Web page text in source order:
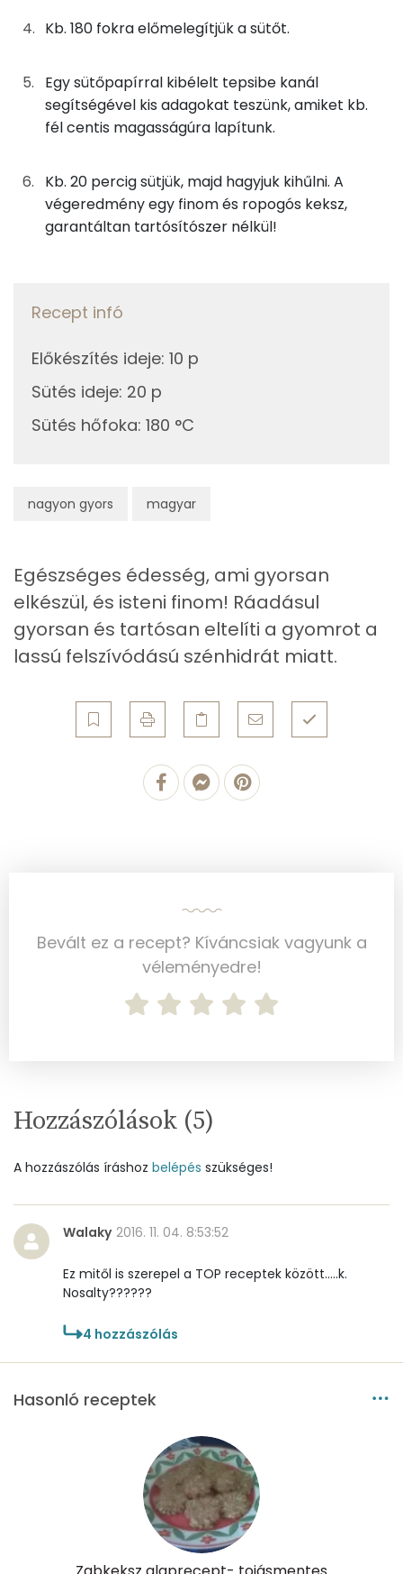
nagyon gyors magyar
5gfolyékony édesítőszer
25g mandula
148 kcal
15gétcsokoládé
Összesen 1060 kcal
Nátrium
Szelén
TOP vitaminok
E vitamin:
Niacin - B3 vitamin:
Tiamin - B1 vitamin:
Fehérje
Összesen
Összesen
Egyszeresen telítetlen zsírsav:
16 g
Többszörösen telítetlen zsírsav
7 g
Koleszterin
181 mg
Ásványi anyagok
Magnézium
Összesen
Cukor
10 mg
Összesen
A vitamin (RAE):
Kb. 180 fokra előmelegítjük a sütőt.
Egy sütőpapírral kibélelt tepsibe kanál
segítségével kis adagokat teszünk, amiket kb.
fél centis magasságúra lapítunk.
Kb. 20 percig sütjük, majd hagyjuk kihűlni. A
végeredmény egy finom és ropogós keksz,
garantáltan tartósítószer nélkül!
Recept infó
Előkészítés ideje: 10 p
Sütés ideje: 20 p
Sütés hőfoka: 180 °C
Egészséges édesség, ami gyorsan
elkészül, és isteni finom! Ráadásul
gyorsan és tartósan eltelíti a gyomrot a
lassú felszívódású szénhidrát miatt.
Bevált ez a recept? Kíváncsiak vagyunk a
véleményedre!
Hozzászólások (5)
A hozzászólás íráshoz belépés szükséges!
Walaky 2016. 11. 04. 8:53:52
Ez mitől is szerepel a TOP receptek között.....k.
Nosalty??????
4 hozzászólás
Hasonló receptek